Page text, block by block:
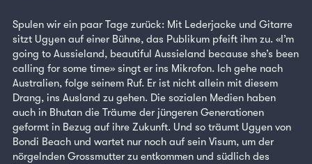
Spulen wir ein paar Tage zurück: Mit Lederjacke und Gitarre
sitzt Ugyen auf einer Bühne, das Publikum pfeift ihm zu. «I’m
going to Aussieland, beautiful Aussieland because she’s been
calling for some time» singt er ins Mikrofon. Ich gehe nach
Australien, folge seinem Ruf. Er ist nicht allein mit diesem
Drang, ins Ausland zu gehen. Die sozialen Medien haben
auch in Bhutan die Träume der jüngeren Generationen
geformt in Bezug auf ihre Zukunft. Und so träumt Ugyen von
Bondi Beach und wartet nur noch auf sein Visum, um der
nörgelnden Grossmutter zu entkommen und südlich des